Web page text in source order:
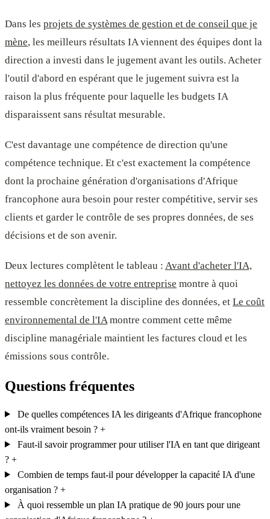
Dans les projets de systèmes de gestion et de conseil que je
mène, les meilleurs résultats IA viennent des équipes dont la
direction a investi dans le jugement avant les outils. Acheter
l'outil d'abord en espérant que le jugement suivra est la
raison la plus fréquente pour laquelle les budgets IA
disparaissent sans résultat mesurable.
C'est davantage une compétence de direction qu'une
compétence technique. Et c'est exactement la compétence
dont la prochaine génération d'organisations d'Afrique
francophone aura besoin pour rester compétitive, servir ses
clients et garder le contrôle de ses propres données, de ses
décisions et de son avenir.
Deux lectures complètent le tableau : Avant d'acheter l'IA,
nettoyez les données de votre entreprise montre à quoi
ressemble concrètement la discipline des données, et Le coût
environnemental de l'IA montre comment cette même
discipline managériale maintient les factures cloud et les
émissions sous contrôle.
Questions fréquentes
De quelles compétences IA les dirigeants d'Afrique francophone
ont-ils vraiment besoin ? +
Faut-il savoir programmer pour utiliser l'IA en tant que dirigeant
? +
Combien de temps faut-il pour développer la capacité IA d'une
organisation ? +
À quoi ressemble un plan IA pratique de 90 jours pour une